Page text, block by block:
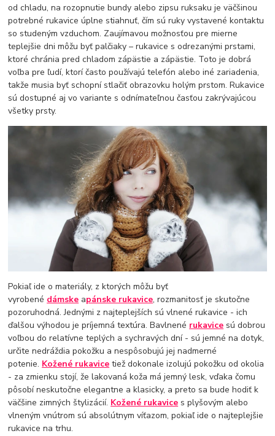
od chladu, na rozopnutie bundy alebo zipsu ruksaku je väčšinou
potrebné rukavice úplne stiahnuť, čím sú ruky vystavené kontaktu
so studeným vzduchom. Zaujímavou možnosťou pre mierne
teplejšie dni môžu byť palčiaky – rukavice s odrezanými prstami,
ktoré chránia pred chladom zápästie a zápästie. Toto je dobrá
voľba pre ľudí, ktorí často používajú telefón alebo iné zariadenia,
takže musia byť schopní stlačiť obrazovku holým prstom. Rukavice
sú dostupné aj vo variante s odnímateľnou časťou zakrývajúcou
všetky prsty.
Pokiaľ ide o materiály, z ktorých môžu byť
vyrobené dámske apánske rukavice, rozmanitosť je skutočne
pozoruhodná. Jednými z najteplejších sú vlnené rukavice - ich
ďalšou výhodou je príjemná textúra. Bavlnené rukavice sú dobrou
voľbou do relatívne teplých a sychravých dní - sú jemné na dotyk,
určite nedráždia pokožku a nespôsobujú jej nadmerné
potenie. Kožené rukavice tiež dokonale izolujú pokožku od okolia
- za zmienku stojí, že lakovaná koža má jemný lesk, vďaka čomu
pôsobí neskutočne elegantne a klasicky, a preto sa bude hodiť k
väčšine zimných štylizácií. Kožené rukavice s plyšovým alebo
vlneným vnútrom sú absolútnym víťazom, pokiaľ ide o najteplejšie
rukavice na trhu.